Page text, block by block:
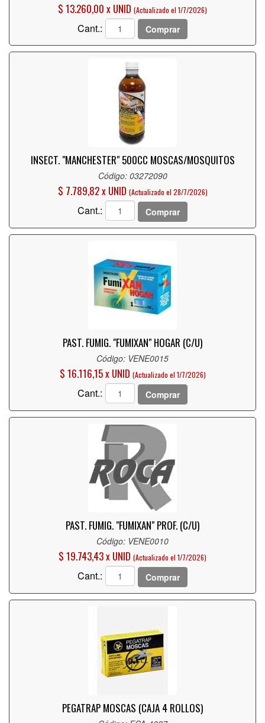
$ 13.260,00 x UNID (Actualizado el 1/7/2026)
Cant.: Comprar
INSECT. "MANCHESTER" 500CC MOSCAS/MOSQUITOS
Código: 03272090
$ 7.789,82 x UNID (Actualizado el 28/7/2026)
Cant.: Comprar
PAST. FUMIG. "FUMIXAN" HOGAR (C/U)
Código: VENE0015
$ 16.116,15 x UNID (Actualizado el 1/7/2026)
Cant.: Comprar
PAST. FUMIG. "FUMIXAN" PROF. (C/U)
Código: VENE0010
$ 19.743,43 x UNID (Actualizado el 1/7/2026)
Cant.: Comprar
PEGATRAP MOSCAS (CAJA 4 ROLLOS)